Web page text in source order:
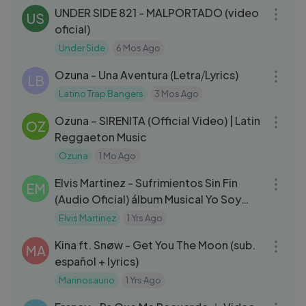
US
UNDER SIDE 821 - MALPORTADO (video
oficial)
Under Side 6 Mos Ago
LB Ozuna - Una Aventura (Letra⧸Lyrics)
Latino Trap Bangers 3 Mos Ago
OZ
Ozuna – SIRENITA (Official Video) | Latin
Reggaeton Music
Ozuna 1 Mo Ago
EM
Elvis Martinez - Sufrimientos Sin Fin
(Audio Oficial) álbum Musical Yo Soy
Mas Grande Que El - 2005
Elvis Martinez 1 Yrs Ago
MA
Kina ft. Snøw - Get You The Moon (sub.
español + lyrics)
Marinosaurio 1 Yrs Ago